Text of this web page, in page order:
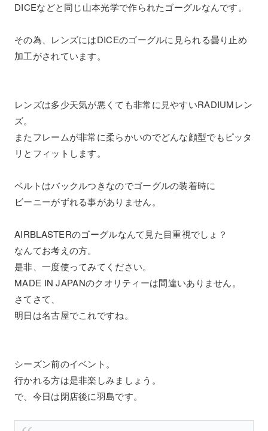
DICEなどと同じ山本光学で作られたゴーグルなんです。
その為、レンズにはDICEのゴーグルに見られる曇り止め
加工がされています。
レンズは多少天気が悪くても非常に見やすいRADIUMレン
ズ。
またフレームが非常に柔らかいのでどんな顔型でもピッタ
リとフィットします。
ベルトはバックルつきなのでゴーグルの装着時に
ビーニーがずれる事がありません。
AIRBLASTERのゴーグルなんて見た目重視でしょ？
なんてお考えの方。
是非、一度使ってみてください。
MADE IN JAPANのクオリティーは間違いありません。
さてさて、
明日は名古屋でこれですね。
シーズン前のイベント。
行かれる方は是非楽しみましょう。
で、今日は閉店後に羽島です。